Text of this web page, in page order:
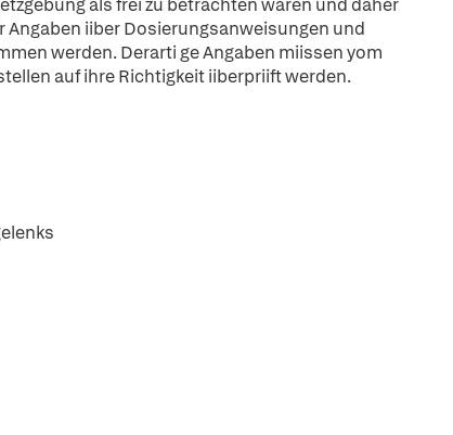
als frei zu betrachten waren und daher
iiber Dosierungsanweisungen und
werden. Derarti ge Angaben miissen yom
auf ihre Richtigkeit iiberpriift werden.